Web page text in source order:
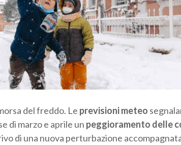
del freddo. Le previsioni meteo
di marzo e aprile un peggioramento delle
di una nuova perturbazione